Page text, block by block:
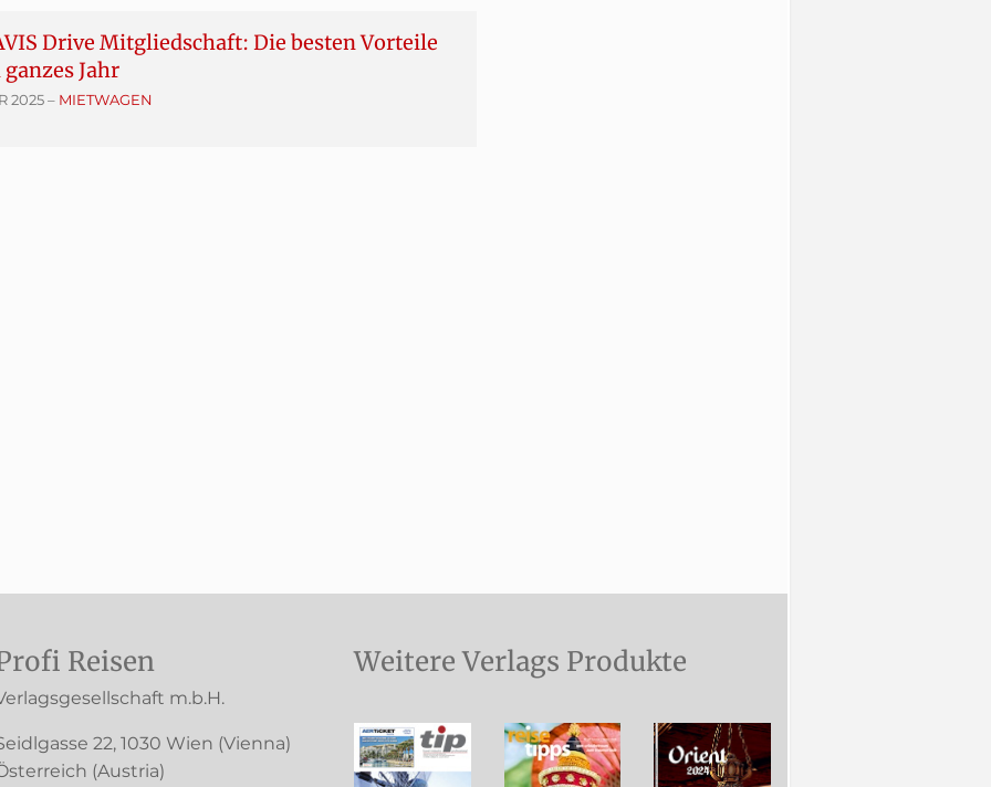
Drive Mitgliedschaft: Die besten Vorteile
Jahr
2025– MIETWAGEN
Reisen
m.b.H.
22, 1030 Wien (Vienna)
(Austria)
Weitere Verlags Produkte